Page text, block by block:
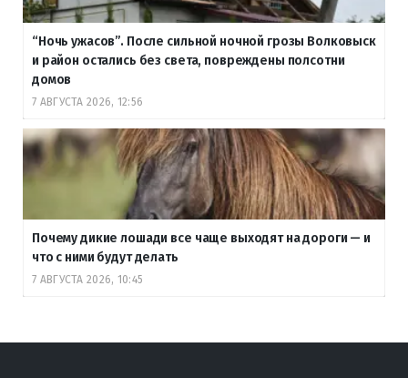
“Ночь ужасов”. После сильной ночной грозы Волковыск
и район остались без света, повреждены полсотни
домов
7 АВГУСТА 2026, 12:56
Почему дикие лошади все чаще выходят на дороги — и
что с ними будут делать
7 АВГУСТА 2026, 10:45